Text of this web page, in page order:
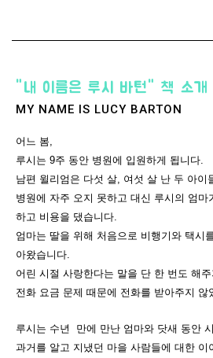
"내 이름은 루시 바턴" 책 소개
MY NAME IS LUCY BARTON
어느 봄,
루시는 9주 동안 병원에 입원하게 됩니다.
남편 윌리엄은 다섯 살, 여섯 살 난 두 아이
병원에 자주 오지 못하고 대신 루시의 엄
하고 비용을 댔습니다.
엄마는 딸을 위해 처음으로 비행기와 택시
아왔습니다.
어린 시절 사랑한다는 말을 단 한 번도 해주
전화 요금 문제 때문에 전화를 받아주지 않
루시는 수년 만에 만난 엄마와 닷새 동안
과거를 알고 지냈던 마을 사람들에 대한 이